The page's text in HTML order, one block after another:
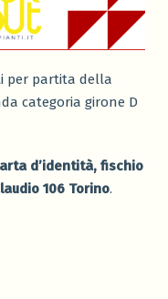
per partita della
categoria girone D
d’identità, fischio
106 Torino.